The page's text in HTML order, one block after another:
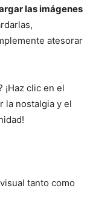
las imágenes
atesorar
¡Haz clic en el
la nostalgia y el
tanto como